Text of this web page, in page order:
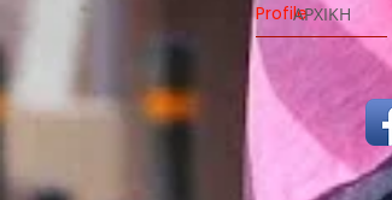
ΑΡΧΙΚΗ
Profile